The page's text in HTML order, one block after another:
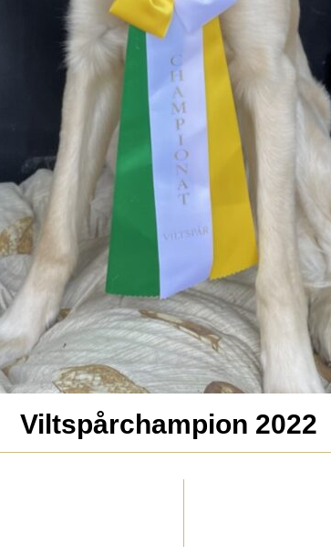
Viltspårchampion 2022